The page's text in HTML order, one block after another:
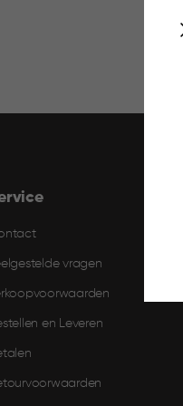
vragen
en Leveren​